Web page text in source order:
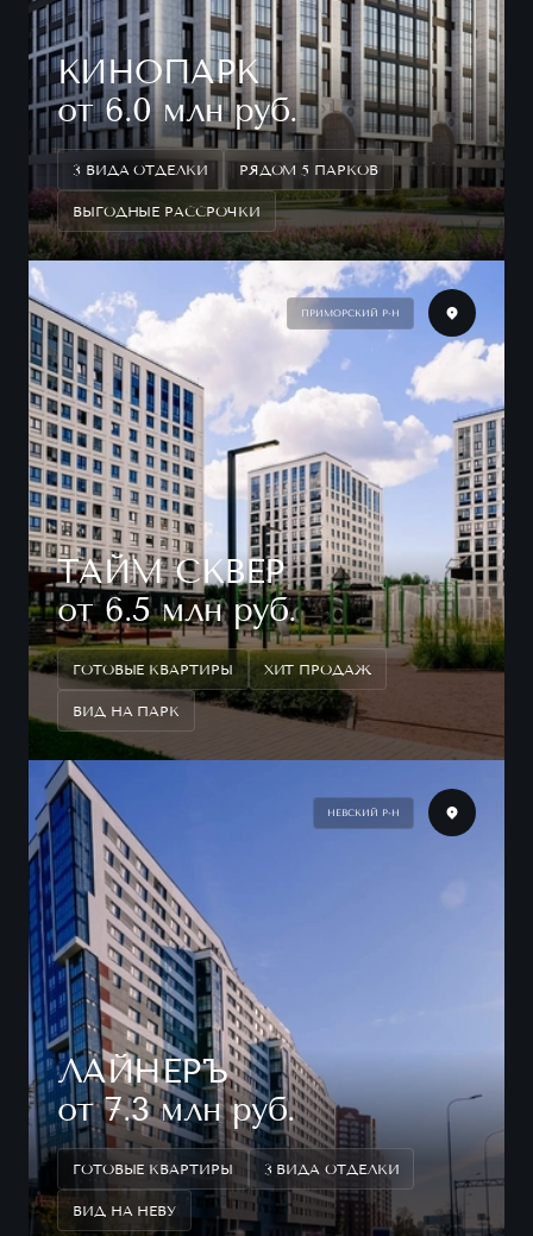
КИНОПАРК
от 6.0 млн руб.
3 ВИДА ОТДЕЛКИ РЯДОМ 5 ПАРКОВ
ВЫГОДНЫЕ РАССРОЧКИ
ПРИМОРСКИЙ Р-Н
ТАЙМ СКВЕР
от 6.5 млн руб.
ГОТОВЫЕ КВАРТИРЫ ХИТ ПРОДАЖ
ВИД НА ПАРК
НЕВСКИЙ Р-Н
ЛАЙНЕРЪ
от 7.3 млн руб.
ГОТОВЫЕ КВАРТИРЫ 3 ВИДА ОТДЕЛКИ
ВИД НА НЕВУ